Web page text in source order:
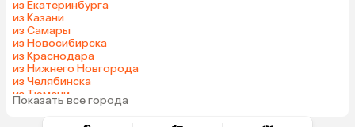
Казахстан
Узбекистан
Сербия
Кипр
Иордания
Саудовская Аравия
из Екатеринбурга
из Казани
из Самары
из Новосибирска
из Краснодара
из Нижнего Новгорода
из Челябинска
из Тюмени
из Минеральных Вод
Показать все города